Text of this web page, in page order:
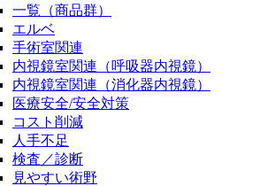
一覧（商品群）
エルベ
手術室関連
内視鏡室関連（呼吸器内視鏡）
内視鏡室関連（消化器内視鏡）
医療安全/安全対策
コスト削減
人手不足
検査／診断
見やすい術野